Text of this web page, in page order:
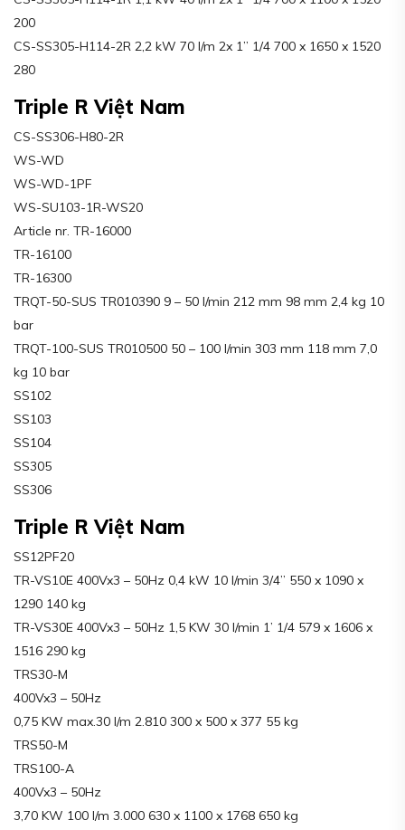
200
CS-SS305-H114-2R 2,2 kW 70 l/m 2x 1’’ 1/4 700 x 1650 x 1520
280
Triple R Việt Nam
CS-SS306-H80-2R
WS-WD
WS-WD-1PF
WS-SU103-1R-WS20
Article nr. TR-16000
TR-16100
TR-16300
TRQT-50-SUS TR010390 9 – 50 l/min 212 mm 98 mm 2,4 kg 10
bar
TRQT-100-SUS TR010500 50 – 100 l/min 303 mm 118 mm 7,0
kg 10 bar
SS102
SS103
SS104
SS305
SS306
Triple R Việt Nam
SS12PF20
TR-VS10E 400Vx3 – 50Hz 0,4 kW 10 l/min 3/4” 550 x 1090 x
1290 140 kg
TR-VS30E 400Vx3 – 50Hz 1,5 KW 30 l/min 1’ 1/4 579 x 1606 x
1516 290 kg
TRS30-M
400Vx3 – 50Hz
0,75 KW max.30 l/m 2.810 300 x 500 x 377 55 kg
TRS50-M
TRS100-A
400Vx3 – 50Hz
3,70 KW 100 l/m 3.000 630 x 1100 x 1768 650 kg